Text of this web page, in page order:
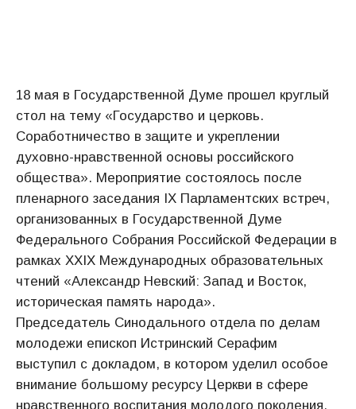
18 мая в Государственной Думе прошел круглый
стол на тему «Государство и церковь.
Соработничество в защите и укреплении
духовно-нравственной основы российского
общества». Мероприятие состоялось после
пленарного заседания IX Парламентских встреч,
организованных в Государственной Думе
Федерального Собрания Российской Федерации в
рамках XXIX Международных образовательных
чтений «Александр Невский: Запад и Восток,
историческая память народа».
Председатель Синодального отдела по делам
молодежи епископ Истринский Серафим
выступил с докладом, в котором уделил особое
внимание большому ресурсу Церкви в сфере
нравственного воспитания молодого поколения.